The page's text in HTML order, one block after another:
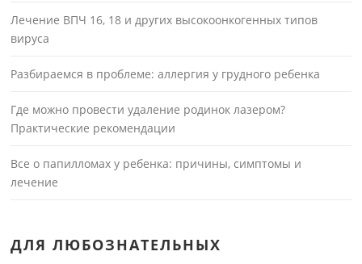
Лечение ВПЧ 16, 18 и других высокоонкогенных типов
вируса
Разбираемся в проблеме: аллергия у грудного ребенка
Где можно провести удаление родинок лазером?
Практические рекомендации
Все о папилломах у ребенка: причины, симптомы и
лечение
ДЛЯ ЛЮБОЗНАТЕЛЬНЫХ